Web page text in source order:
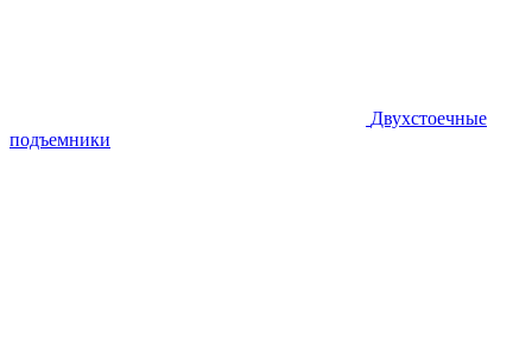
Двухстоечные
подъемники